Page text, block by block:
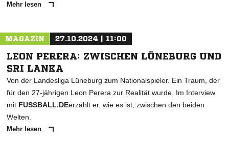
Mehr lesen
MAGAZIN 27.10.2024 | 11:00
LEON PERERA: ZWISCHEN LÜNEBURG UND
SRI LANKA
Von der Landesliga Lüneburg zum Nationalspieler. Ein Traum, der
für den 27-jährigen Leon Perera zur Realität wurde. Im Interview
mit FUSSBALL.DEerzählt er, wie es ist, zwischen den beiden
Welten.
Mehr lesen